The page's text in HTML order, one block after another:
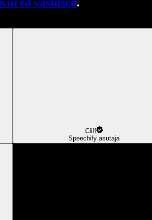
Cliff
Speechify asutaja